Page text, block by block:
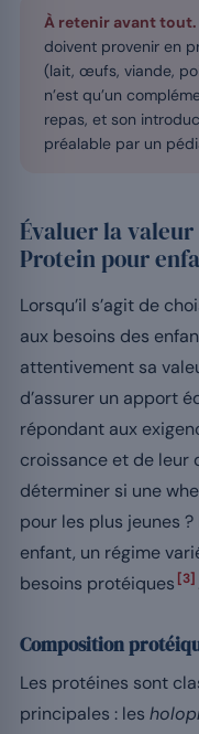
À retenir avant tout.
doivent provenir en
(lait, œufs, viande,
n’est qu’un
repas, et son
préalable par un
Évaluer la
Protein pour
Lorsqu’il s’agit de
aux besoins des
attentivement sa
d’assurer un apport
répondant aux
croissance et de leur
déterminer si une
pour les plus jeunes
enfant, un régime
besoins protéiques [3]
Composition
Les protéines sont
principales : les